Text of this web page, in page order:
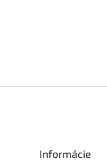
Informácie